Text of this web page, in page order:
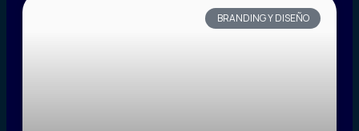
BRANDING Y DISEÑO